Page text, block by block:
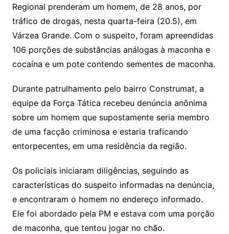
Li
n
k
A
p
p
a
m
dI
n
e
Cl
a
s
o
o
m
s
a
g
e
o
k.
c
o
p
e
o
o
M
ai
a
d
s
l
e
Regional prenderam um homem, de 28 anos, por
tráfico de drogas, nesta quarta-feira (20.5), em
Várzea Grande. Com o suspeito, foram apreendidas
106 porções de substâncias análogas à maconha e
cocaína e um pote contendo sementes de maconha.
Durante patrulhamento pelo bairro Construmat, a
equipe da Força Tática recebeu denúncia anônima
sobre um homem que supostamente seria membro
de uma facção criminosa e estaria traficando
entorpecentes, em uma residência da região.
Os policiais iniciaram diligências, seguindo as
características do suspeito informadas na denúncia,
e encontraram o homem no endereço informado.
Ele foi abordado pela PM e estava com uma porção
de maconha, que tentou jogar no chão.